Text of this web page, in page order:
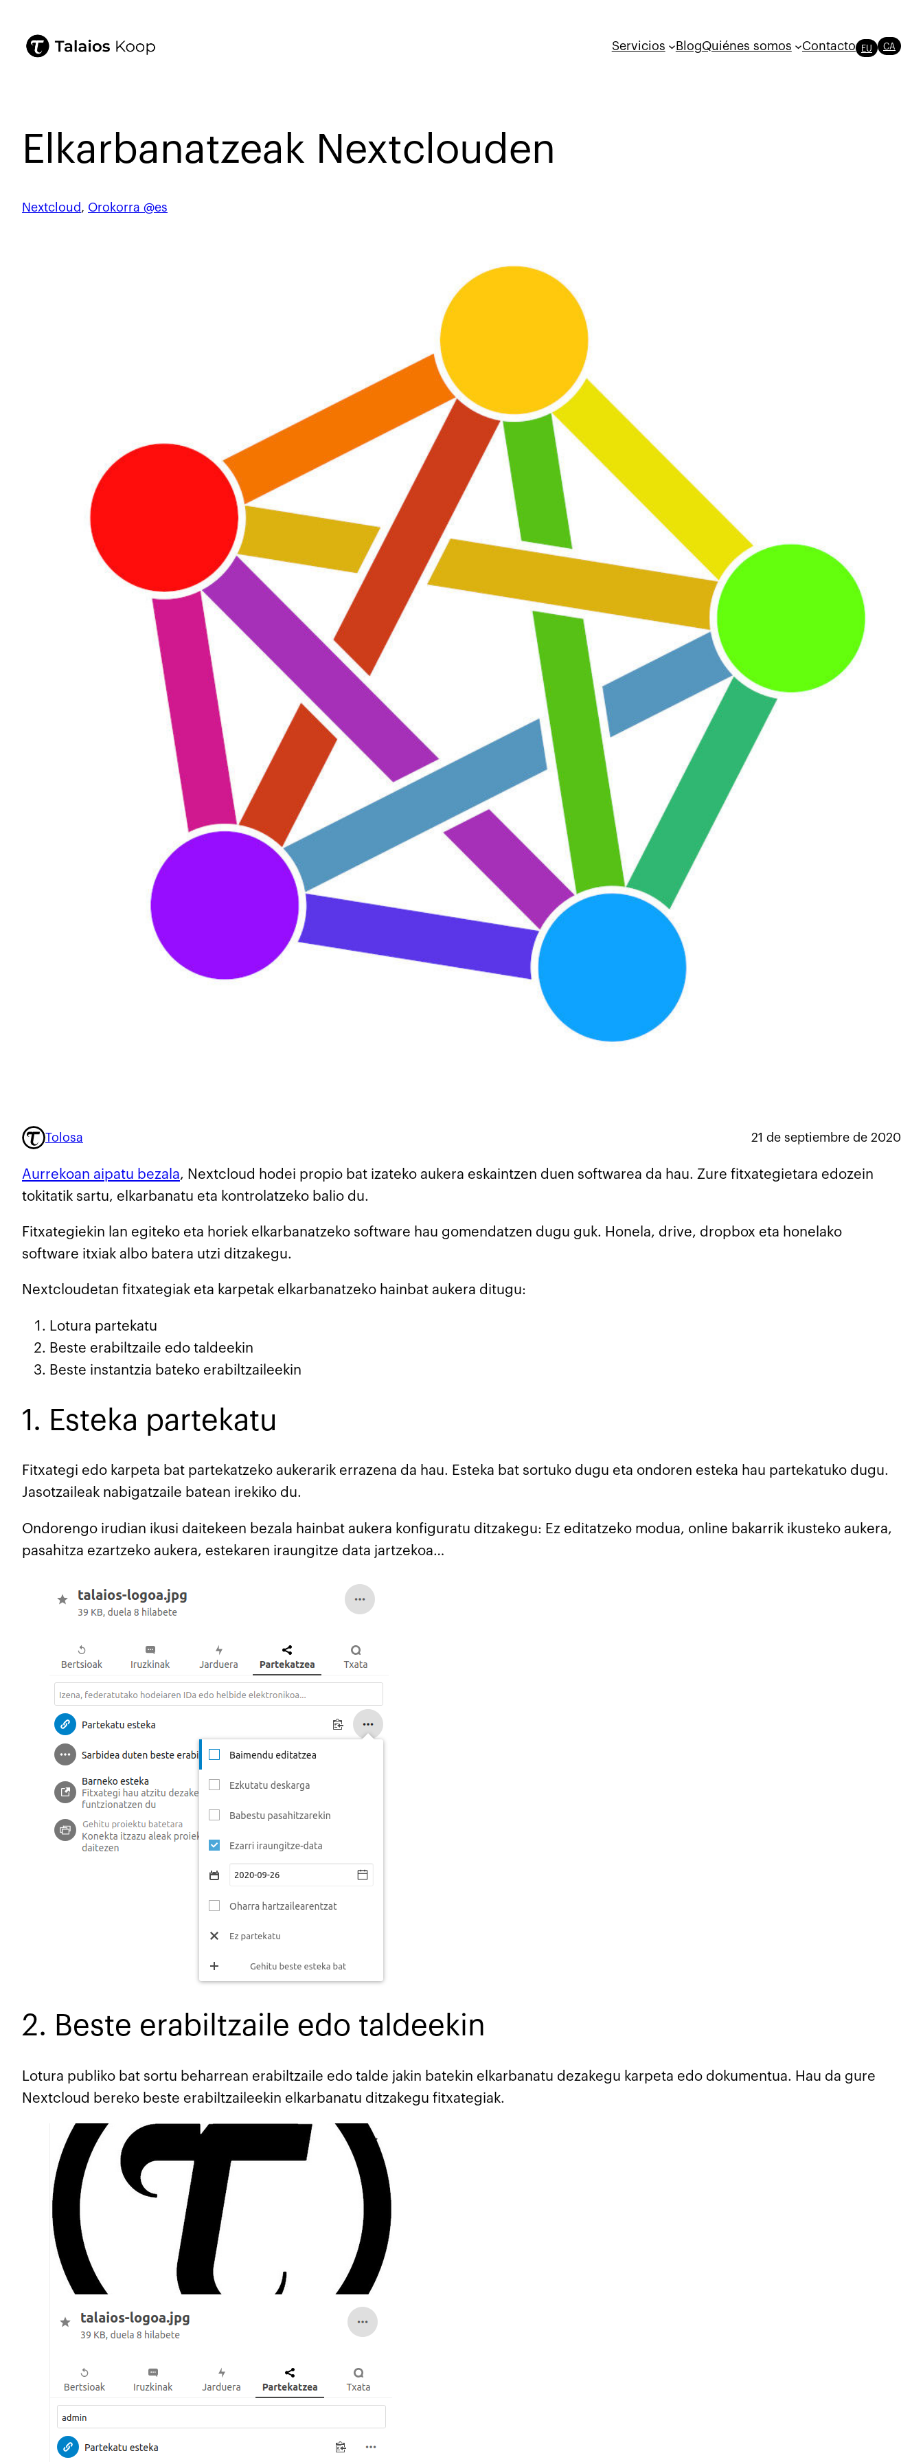
Servicios BlogQuiénes somos Contacto EU CA
Elkarbanatzeak Nextclouden
Nextcloud , Orokorra @es
Tolosa 21 de septiembre de 2020
Aurrekoan aipatu bezala, Nextcloud hodei propio bat izateko aukera eskaintzen duen softwarea da hau. Zure fitxategietara edozein
tokitatik sartu, elkarbanatu eta kontrolatzeko balio du.
Fitxategiekin lan egiteko eta horiek elkarbanatzeko software hau gomendatzen dugu guk. Honela, drive, dropbox eta honelako
software itxiak albo batera utzi ditzakegu.
Nextcloudetan fitxategiak eta karpetak elkarbanatzeko hainbat aukera ditugu:
Lotura partekatu
Beste erabiltzaile edo taldeekin
Beste instantzia bateko erabiltzaileekin
1. Esteka partekatu
Fitxategi edo karpeta bat partekatzeko aukerarik errazena da hau. Esteka bat sortuko dugu eta ondoren esteka hau partekatuko dugu.
Jasotzaileak nabigatzaile batean irekiko du.
Ondorengo irudian ikusi daitekeen bezala hainbat aukera konfiguratu ditzakegu: Ez editatzeko modua, online bakarrik ikusteko aukera,
pasahitza ezartzeko aukera, estekaren iraungitze data jartzekoa…
2. Beste erabiltzaile edo taldeekin
Lotura publiko bat sortu beharrean erabiltzaile edo talde jakin batekin elkarbanatu dezakegu karpeta edo dokumentua. Hau da gure
Nextcloud bereko beste erabiltzaileekin elkarbanatu ditzakegu fitxategiak.